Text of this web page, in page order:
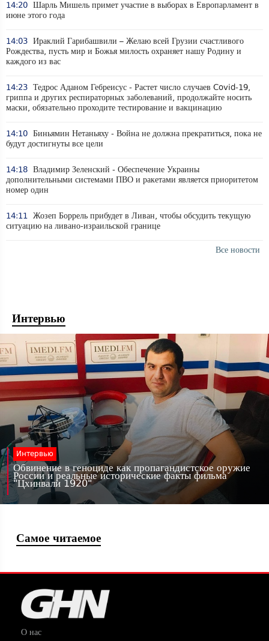
14:20 Шарль Мишель примет участие в выборах в Европарламент в
июне этого года
14:03 Ираклий Гарибашвили – Желаю всей Грузии счастливого
Рождества, пусть мир и Божья милость охраняет нашу Родину и
каждого из вас
14:23 Тедрос Аданом Гебреисус - Растет число случаев Covid-19,
гриппа и других респираторных заболеваний, продолжайте носить
маски, обязательно проходите тестирование и вакцинацию
14:10 Биньямин Нетаньяху - Война не должна прекратиться, пока не
будут достигнуты все цели
14:18 Владимир Зеленский - Обеспечение Украины
дополнительными системами ПВО и ракетами является приоритетом
номер один
14:11 Жозеп Боррель прибудет в Ливан, чтобы обсудить текущую
ситуацию на ливано-израильской границе
Все новости
Интервью
Интервью
Обвинение в геноциде как пропагандистское оружие
России и реальные исторические факты фильма
"Цхинвали 1920"
Самое читаемое
О нас